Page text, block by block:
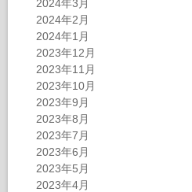
2024年3月
2024年2月
2024年1月
2023年12月
2023年11月
2023年10月
2023年9月
2023年8月
2023年7月
2023年6月
2023年5月
2023年4月